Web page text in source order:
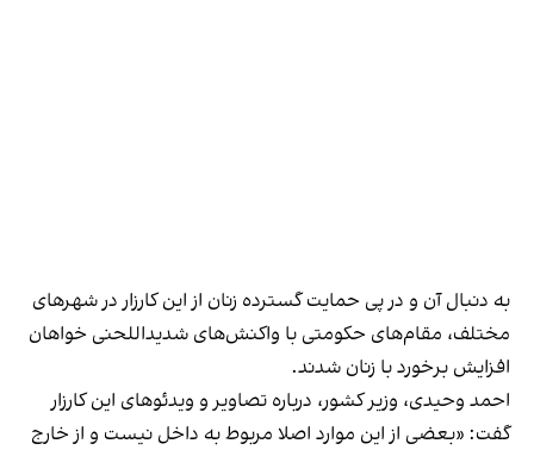
به دنبال آن و در پی حمایت گسترده زنان از این کارزار در شهرهای
مختلف، مقام‌های حکومتی با واکنش‌های شدید‌اللحنی خواهان
افزایش برخورد با زنان شدند.
احمد وحیدی، وزیر کشور، درباره تصاویر و ویدئوهای این کارزار
گفت: «بعضی از این موارد اصلا مربوط به داخل نیست و از خارج